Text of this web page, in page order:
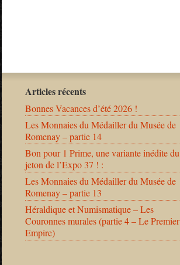
Articles récents
Bonnes Vacances d’été 2026 !
Les Monnaies du Médailler du Musée de
Romenay – partie 14
Bon pour 1 Prime, une variante inédite du
jeton de l’Expo 37 ! :
Les Monnaies du Médailler du Musée de
Romenay – partie 13
Héraldique et Numismatique – Les
Couronnes murales (partie 4 – Le Premier
Empire)